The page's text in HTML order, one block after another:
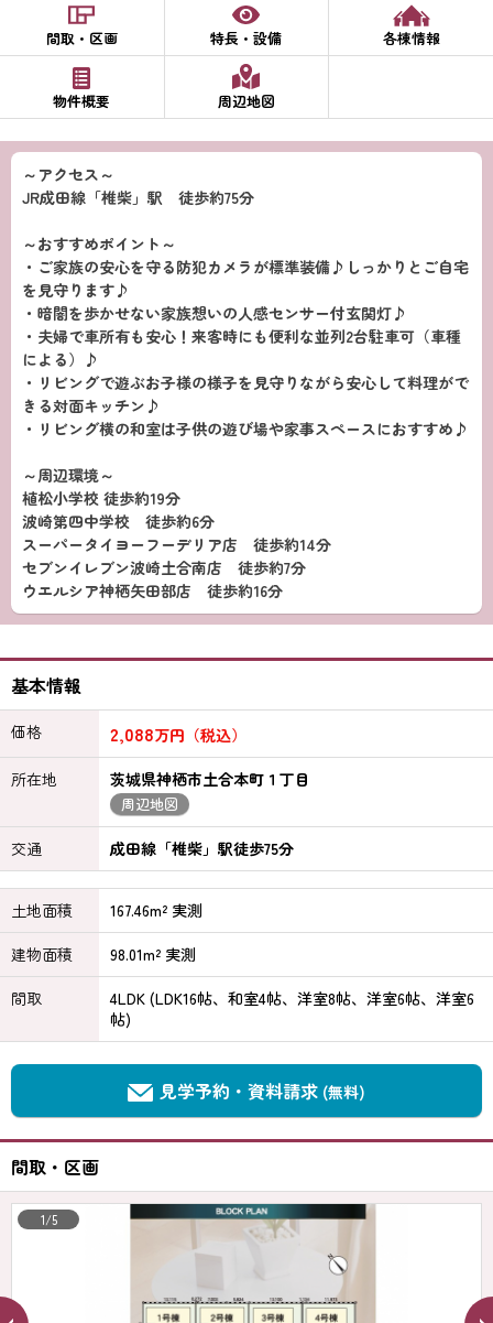
間取・区画 特長・設備 各棟情報
物件概要 周辺地図
～アクセス～
JR成田線「椎柴」駅 徒歩約75分
～おすすめポイント～
・ご家族の安心を守る防犯カメラが標準装備♪しっかりとご自宅
を見守ります♪
・暗闇を歩かせない家族想いの人感センサー付玄関灯♪
・夫婦で車所有も安心！来客時にも便利な並列2台駐車可（車種
による）♪
・リビングで遊ぶお子様の様子を見守りながら安心して料理がで
きる対面キッチン♪
・リビング横の和室は子供の遊び場や家事スペースにおすすめ♪
～周辺環境～
植松小学校 徒歩約19分
波崎第四中学校 徒歩約6分
スーパータイヨーフーデリア店 徒歩約14分
セブンイレブン波崎土合南店 徒歩約7分
ウエルシア神栖矢田部店 徒歩約16分
基本情報
価格 2,088万円（税込）
所在地
茨城県神栖市土合本町１丁目
周辺地図
交通 成田線「椎柴」駅徒歩75分
土地面積
167.46m² 実測
建物面積
98.01m² 実測
間取
4LDK (LDK16帖、和室4帖、洋室8帖、洋室6帖、洋室6
帖)
見学予約・資料請求 (無料)
間取・区画
1/5